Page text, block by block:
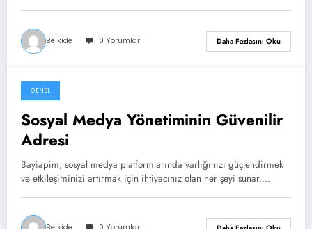
Belkide 0 Yorumlar Daha Fazlasını Oku
Mart 2, 2024
GENEL
Sosyal Medya Yönetiminin Güvenilir
Adresi
Bayiapim, sosyal medya platformlarında varlığınızı güçlendirmek
ve etkileşiminizi artırmak için ihtiyacınız olan her şeyi sunar.…